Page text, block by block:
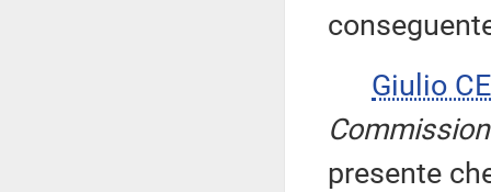
Giulio
presente